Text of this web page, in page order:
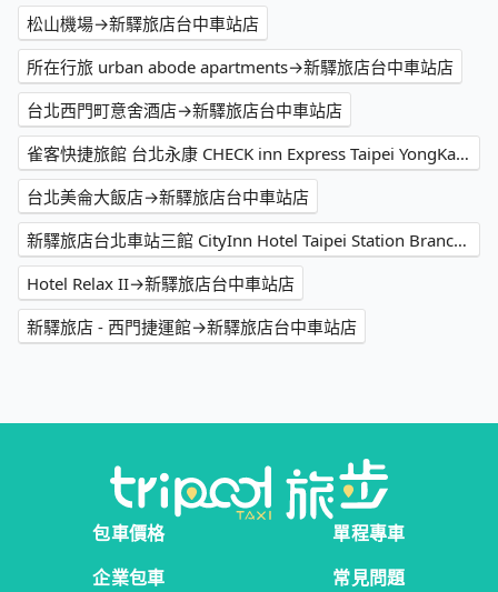
松山機場→新驛旅店台中車站店
所在行旅 urban abode apartments→新驛旅店台中車站店
台北西門町意舍酒店→新驛旅店台中車站店
雀客快捷旅館 台北永康 CHECK inn Express Taipei YongKang→新驛旅店台中車站店
台北美侖大飯店→新驛旅店台中車站店
新驛旅店台北車站三館 CityInn Hotel Taipei Station Branch III→新驛旅店台中車站店
Hotel Relax II→新驛旅店台中車站店
新驛旅店 - 西門捷運館→新驛旅店台中車站店
包車價格
單程專車
企業包車
常見問題